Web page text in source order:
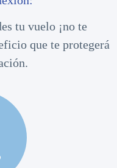
tu vuelo ¡no te
que te protegerá